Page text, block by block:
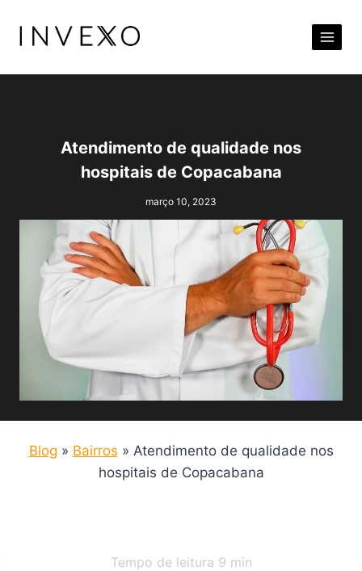
para
Conteúdo
Atendimento de qualidade nos
hospitais de Copacabana
março 10, 2023
Blog » Bairros » Atendimento de qualidade nos
hospitais de Copacabana
Tempo de leitura 9 min